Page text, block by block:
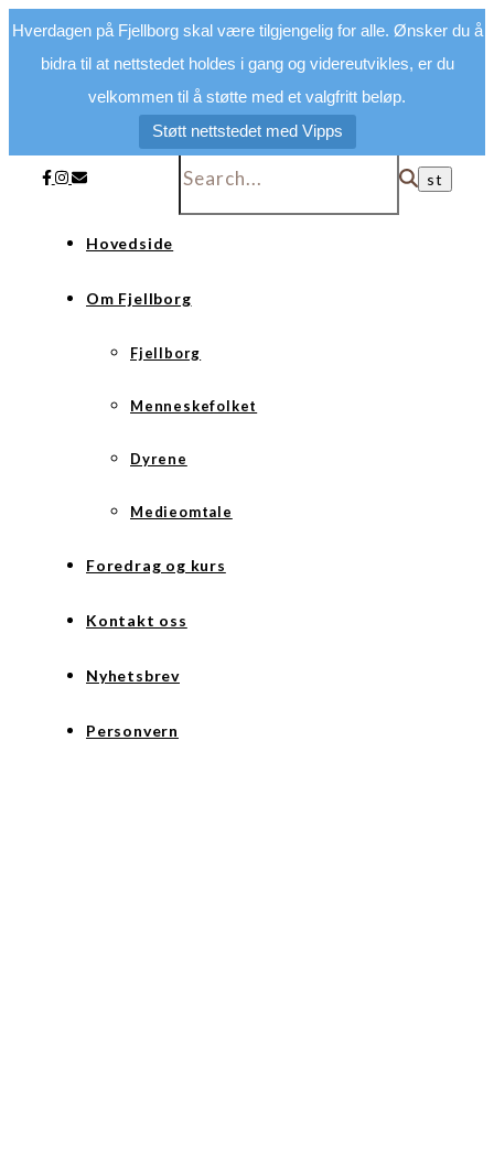
Hverdagen på Fjellborg skal være tilgjengelig for alle. Ønsker du å
bidra til at nettstedet holdes i gang og videreutvikles, er du
velkommen til å støtte med et valgfritt beløp.
Støtt nettstedet med Vipps
Hovedside
Om Fjellborg
Fjellborg
Menneskefolket
Dyrene
Medieomtale
Foredrag og kurs
Kontakt oss
Nyhetsbrev
Personvern